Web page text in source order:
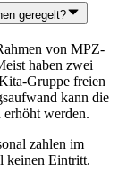
geregelt?
von MPZ-
haben zwei
Gruppe freien
kann die
werden.
zahlen im
keinen Eintritt.